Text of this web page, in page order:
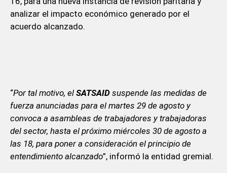
analizar el impacto económico generado por el
acuerdo alcanzado.
“Por tal motivo, el SATSAIDsuspende las medidas de
fuerza anunciadas para el martes 29 de agosto y
convoca a asambleas de trabajadores y trabajadoras
del sector, hasta el próximo miércoles 30 de agosto a
las 18, para poner a consideración el principio de
entendimiento alcanzado”, informó la entidad gremial.